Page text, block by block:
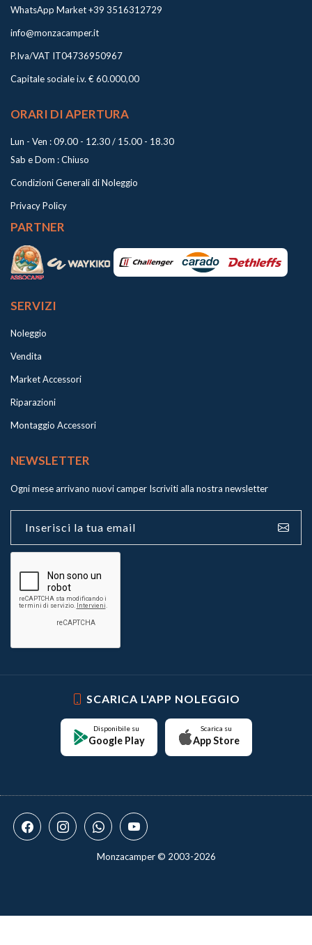
WhatsApp Market +39 3516312729
info@monzacamper.it
P.Iva/VAT IT04736950967
Capitale sociale i.v. € 60.000,00
ORARI DI APERTURA
Lun - Ven : 09.00 - 12.30 / 15.00 - 18.30
Sab e Dom : Chiuso
Condizioni Generali di Noleggio
Privacy Policy
PARTNER
SERVIZI
Noleggio
Vendita
Market Accessori
Riparazioni
Montaggio Accessori
NEWSLETTER
Ogni mese arrivano nuovi camper Iscriviti alla nostra newsletter
SCARICA L'APP NOLEGGIO
Disponibile su
Google Play
Scarica su
App Store
Monzacamper © 2003-2026